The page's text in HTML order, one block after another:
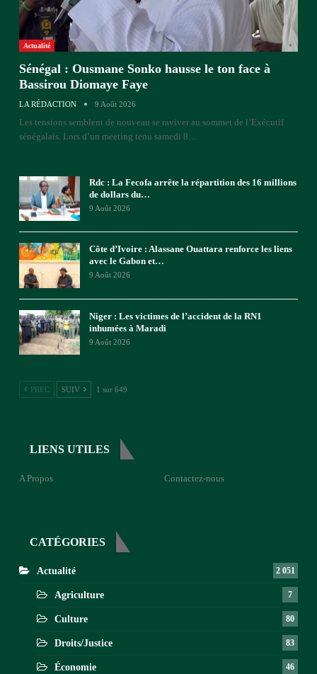
Actualité
Sénégal : Ousmane Sonko hausse le ton face à
Bassirou Diomaye Faye
LA RÉDACTION 9 Août 2026
Les tensions semblent de nouveau se raviver au sommet de l’Exécutif
sénégalais. Lors d’un meeting tenu samedi 8
Rdc : La Fecofa arrête la répartition des 16 millions
de dollars du…
9 Août 2026
Côte d’Ivoire : Alassane Ouattara renforce les liens
avec le Gabon et…
9 Août 2026
Niger : Les victimes de l’accident de la RN1
inhumées à Maradi
9 Août 2026
PREC SUIV 1 sur 649
LIENS UTILES
A Propos Contactez-nous
CATÉGORIES
Actualité 2 051
Agriculture 7
Culture 80
Droits/Justice 83
Économie 46